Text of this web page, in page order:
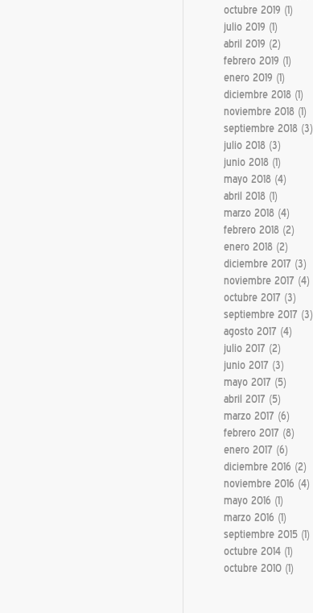
octubre 2019 (1)
julio 2019 (1)
abril 2019 (2)
febrero 2019 (1)
enero 2019 (1)
diciembre 2018 (1)
noviembre 2018 (1)
septiembre 2018 (3)
julio 2018 (3)
junio 2018 (1)
mayo 2018 (4)
abril 2018 (1)
marzo 2018 (4)
febrero 2018 (2)
enero 2018 (2)
diciembre 2017 (3)
noviembre 2017 (4)
octubre 2017 (3)
septiembre 2017 (3)
agosto 2017 (4)
julio 2017 (2)
junio 2017 (3)
mayo 2017 (5)
abril 2017 (5)
marzo 2017 (6)
febrero 2017 (8)
enero 2017 (6)
diciembre 2016 (2)
noviembre 2016 (4)
mayo 2016 (1)
marzo 2016 (1)
septiembre 2015 (1)
octubre 2014 (1)
octubre 2010 (1)